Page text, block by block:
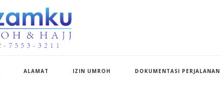
ALAMAT IZIN UMROH DOKUMENTASI PERJALANAN